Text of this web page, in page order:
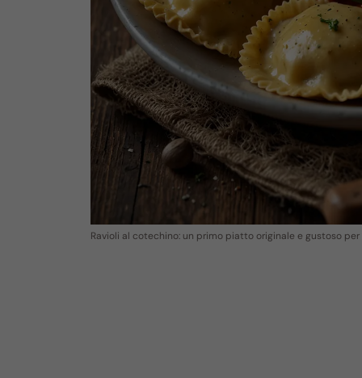
Ravioli al cotechino: un primo piatto originale e gustoso